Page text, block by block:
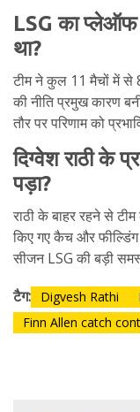
LSG का प्लेऑफ
था?
टीम ने कुल 11 मैचों में से
की नीति प्रमुख कारण
तौर पर परिणाम को
दिग्वेश राठी के
पड़ा?
राठी के बाहर रहने से
किए गए कैच और फील्डिंग
सीजन LSG की बड़ी
टैग:
Digvesh Rathi
Finn Allen catch